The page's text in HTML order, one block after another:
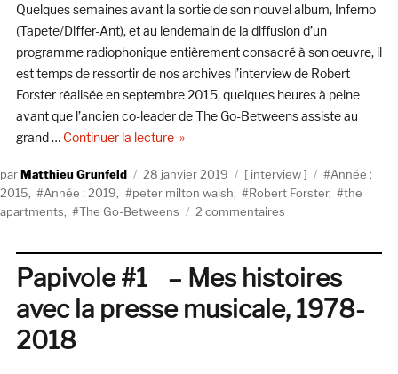
Quelques semaines avant la sortie de son nouvel album, Inferno
(Tapete/Differ-Ant), et au lendemain de la diffusion d’un
programme radiophonique entièrement consacré à son oeuvre, il
est temps de ressortir de nos archives l’interview de Robert
Forster réalisée en septembre 2015, quelques heures à peine
avant que l’ancien co-leader de The Go-Betweens assiste au
grand … Continuer la lecturede « Robert Forster – Le retour du
AuteurMatthieu Grunfeld
Publié
le
28 janvier 2019 Catégories
interview Étiquettes
Année :
2015
Année : 2019 peter milton walsh Robert Forster,
the
apartments
The Go-Betweens 2 commentaires
Le
retour
du
Papivole #1 – Mes histoires
avec la presse musicale, 1978-
2018